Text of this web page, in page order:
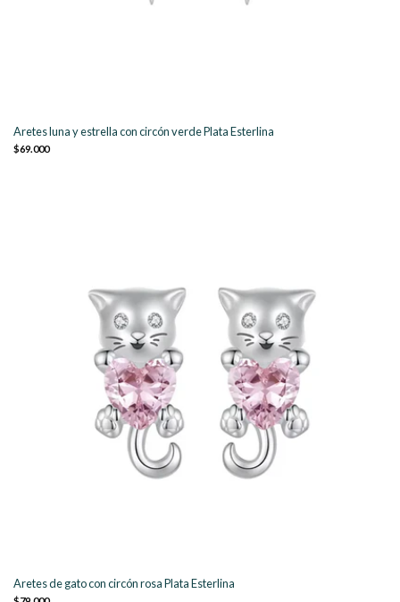
Aretes luna y estrella con circón verde Plata Esterlina
$69.000
Aretes de gato con circón rosa Plata Esterlina